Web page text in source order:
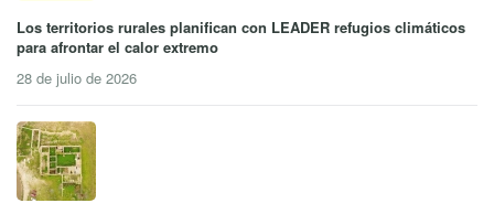
Los territorios rurales planifican con LEADER refugios climáticos
para afrontar el calor extremo
28 de julio de 2026